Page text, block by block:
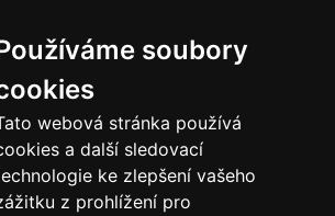
soubory
webová stránka používá
a další sledovací
ke zlepšení vašeho
z prohlížení pro
0700000
745 221 001 00666 0700000